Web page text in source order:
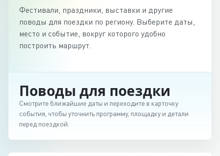
Фестивали, праздники, выставки и другие
поводы для поездки по региону. Выберите даты,
место и событие, вокруг которого удобно
построить маршрут.
Поводы для поездки
Смотрите ближайшие даты и переходите в карточку
события, чтобы уточнить программу, площадку и детали
перед поездкой.